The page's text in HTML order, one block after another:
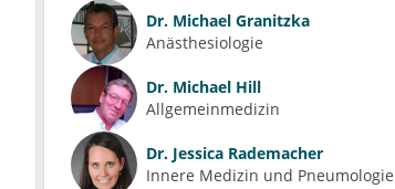
Dr. Michael Granitzka
Anästhesiologie
Dr. Michael Hill
Allgemeinmedizin
Dr. Jessica Rademacher
Innere Medizin und Pneumologie